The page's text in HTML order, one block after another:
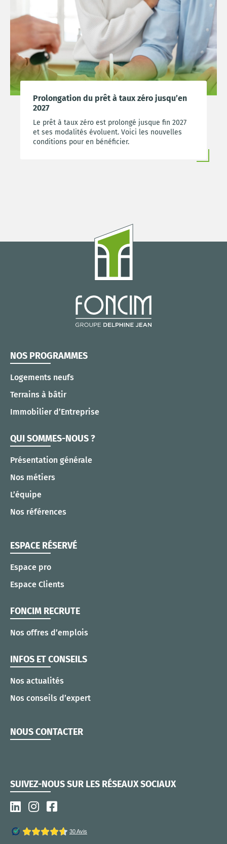
Prolongation du prêt à taux zéro jusqu’en
2027
Le prêt à taux zéro est prolongé jusque fin 2027
et ses modalités évoluent. Voici les nouvelles
conditions pour en bénéficier.
NOS PROGRAMMES
Logements neufs
Terrains à bâtir
Immobilier d’Entreprise
QUI SOMMES-NOUS ?
Présentation générale
Nos métiers
L’équipe
Nos références
ESPACE RÉSERVÉ
Espace pro
Espace Clients
FONCIM RECRUTE
Nos offres d’emplois
INFOS ET CONSEILS
Nos actualités
Nos conseils d’expert
NOUS CONTACTER
SUIVEZ-NOUS SUR LES RÉSEAUX SOCIAUX